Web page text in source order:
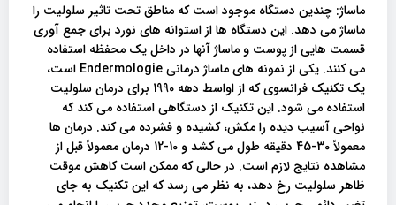
ماساژ: چندین دستگاه موجود است که مناطق تحت تاثیر سلولیت را
ماساژ می دهد. این دستگاه ها از استوانه های نورد برای جمع آوری
قسمت هایی از پوست و ماساژ آنها در داخل یک محفظه استفاده
می کنند. یکی از نمونه های ماساژ درمانی Endermologie است،
یک تکنیک فرانسوی که از اواسط دهه 1990 برای درمان سلولیت
استفاده می شود. این تکنیک از دستگاهی استفاده می کند که
نواحی آسیب دیده را مکش، کشیده و فشرده می کند. درمان ها
معمولاً 30-45 دقیقه طول می کشد و 10-12 درمان معمولاً قبل از
مشاهده نتایج لازم است. در حالی که ممکن است کاهش موقت
ظاهر سلولیت رخ دهد، به نظر می رسد که این تکنیک به جای